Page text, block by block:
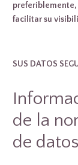
facilitar su
SUS DATOS
de la
de